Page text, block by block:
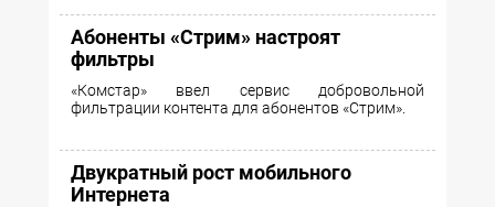
Абоненты «Стрим» настроят
фильтры
«Комстар» ввел сервис добровольной
фильтрации контента для абонентов «Стрим».
Двукратный рост мобильного
Интернета